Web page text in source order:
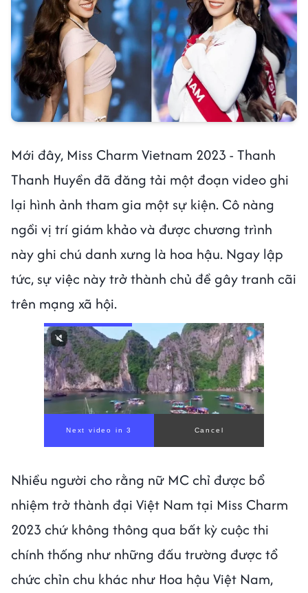
Mới đây, Miss Charm Vietnam 2023 - Thanh
Thanh Huyền đã đăng tải một đoạn video ghi
lại hình ảnh tham gia một sự kiện. Cô nàng
ngồi vị trí giám khảo và được chương trình
này ghi chú danh xưng là hoa hậu. Ngay lập
tức, sự việc này trở thành chủ đề gây tranh cãi
trên mạng xã hội.
Next video in 1 Cancel
Nhiều người cho rằng nữ MC chỉ được bổ
nhiệm trở thành đại Việt Nam tại Miss Charm
2023 chứ không thông qua bất kỳ cuộc thi
chính thống như những đấu trường được tổ
chức chỉn chu khác như Hoa hậu Việt Nam,